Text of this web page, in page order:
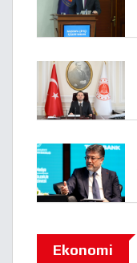
Ekonomi